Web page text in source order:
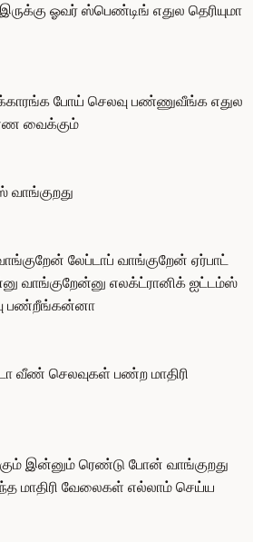
ஓவர் ஸ்பெண்டிங் எதுல தெரியுமா
போய் செலவு பண்ணுவீங்க எதுல
வைக்கும்
லேப்டாப் வாங்குறேன் ஏர்பாட்
வாங்குறேன்னு எலக்ட்ரானிக் ஐட்டம்ஸ்
பண்றீங்கன்னா
வீண் செலவுகள் பண்ற மாதிரி
இன்னும் ரெண்டு போன் வாங்குறது
மாதிரி வேலைகள் எல்லாம் செய்ய